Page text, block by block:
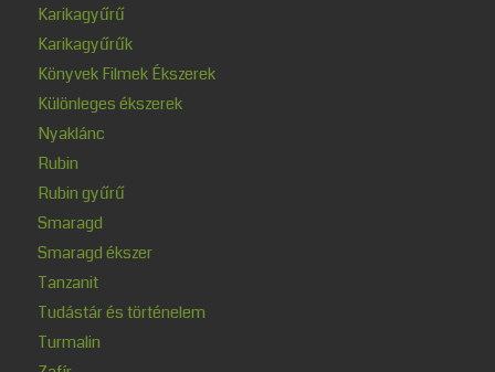
Karikagyűrű
Karikagyűrűk
Könyvek Filmek Ékszerek
Különleges ékszerek
Nyaklánc
Rubin
Rubin gyűrű
Smaragd
Smaragd ékszer
Tanzanit
Tudástár és történelem
Turmalin